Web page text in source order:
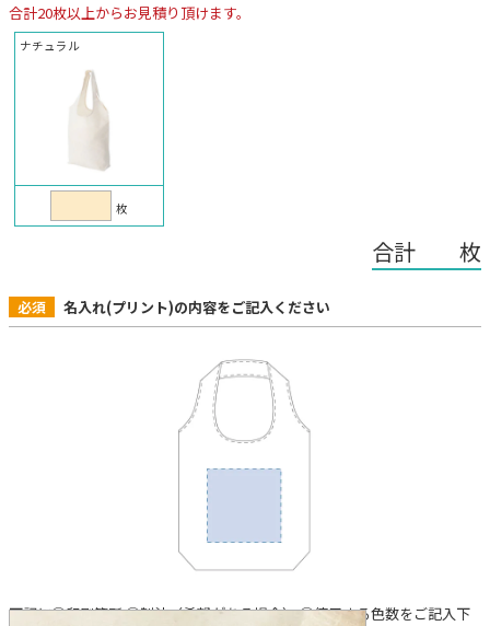
合計20枚以上からお見積り頂けます。
ナチュラル
枚
合計 枚
必須 名入れ(プリント)の内容をご記入ください
下記に①印刷箇所 ②製法（希望がある場合） ③使用する色数をご記入下